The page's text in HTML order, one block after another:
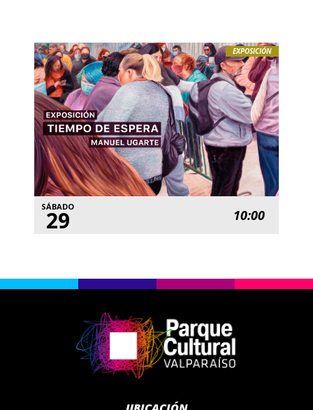
EXPOSICIÓN
SÁBADO
29 10:00